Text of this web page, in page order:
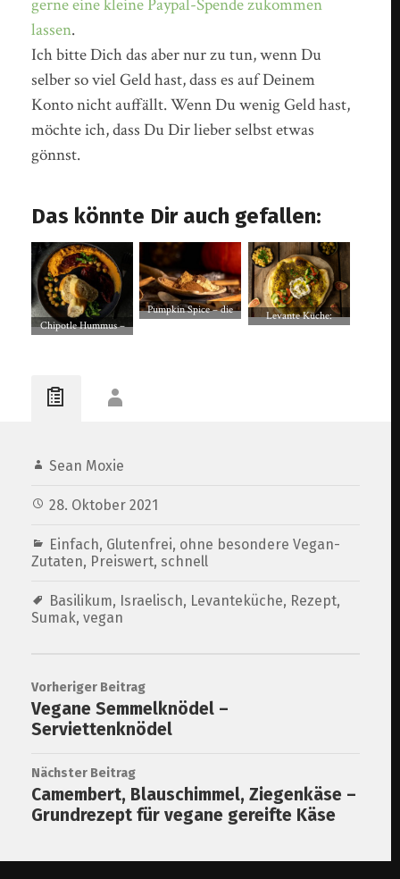
gerne eine kleine Paypal-Spende zukommen
lassen.
Ich bitte Dich das aber nur zu tun, wenn Du
selber so viel Geld hast, dass es auf Deinem
Konto nicht auffällt. Wenn Du wenig Geld hast,
möchte ich, dass Du Dir lieber selbst etwas
gönnst.
Das könnte Dir auch gefallen:
Chipotle Hummus –
Pumpkin Spice – die
Levante Küche:
Sean Moxie
28. Oktober 2021
Einfach, Glutenfrei, ohne besondere Vegan-
Zutaten, Preiswert, schnell
Basilikum, Israelisch, Levanteküche, Rezept,
Sumak,vegan
Vorheriger Beitrag
Vegane Semmelknödel –
Serviettenknödel
Nächster Beitrag
Camembert, Blauschimmel, Ziegenkäse –
Grundrezept für vegane gereifte Käse